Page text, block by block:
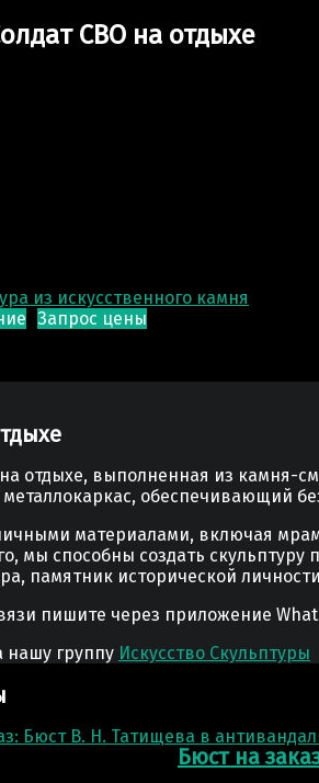
СВО на отдыхе
из искусственного камня
Запрос цены
на отдыхе, выполненная из
обеспечивающий
материалами, включая
мы способны создать
памятник исторической
пишите через приложение
нашу группу Искусство Скульптуры
Бюст на